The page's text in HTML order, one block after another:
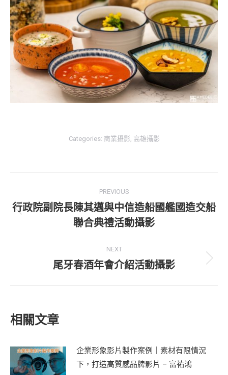
Categories: 商業攝影, 高雄攝影
navigation
PREVIOUS
Previous
post:
行政院副院長陳其邁與中信造船國艦國造交船
聯合典禮活動攝影
NEXT
Next
尾牙春酒年會介紹活動攝影
相關文章
企業形象影片製作案例｜素材有限情況
下，打造高質感品牌影片 – 富祐鴻